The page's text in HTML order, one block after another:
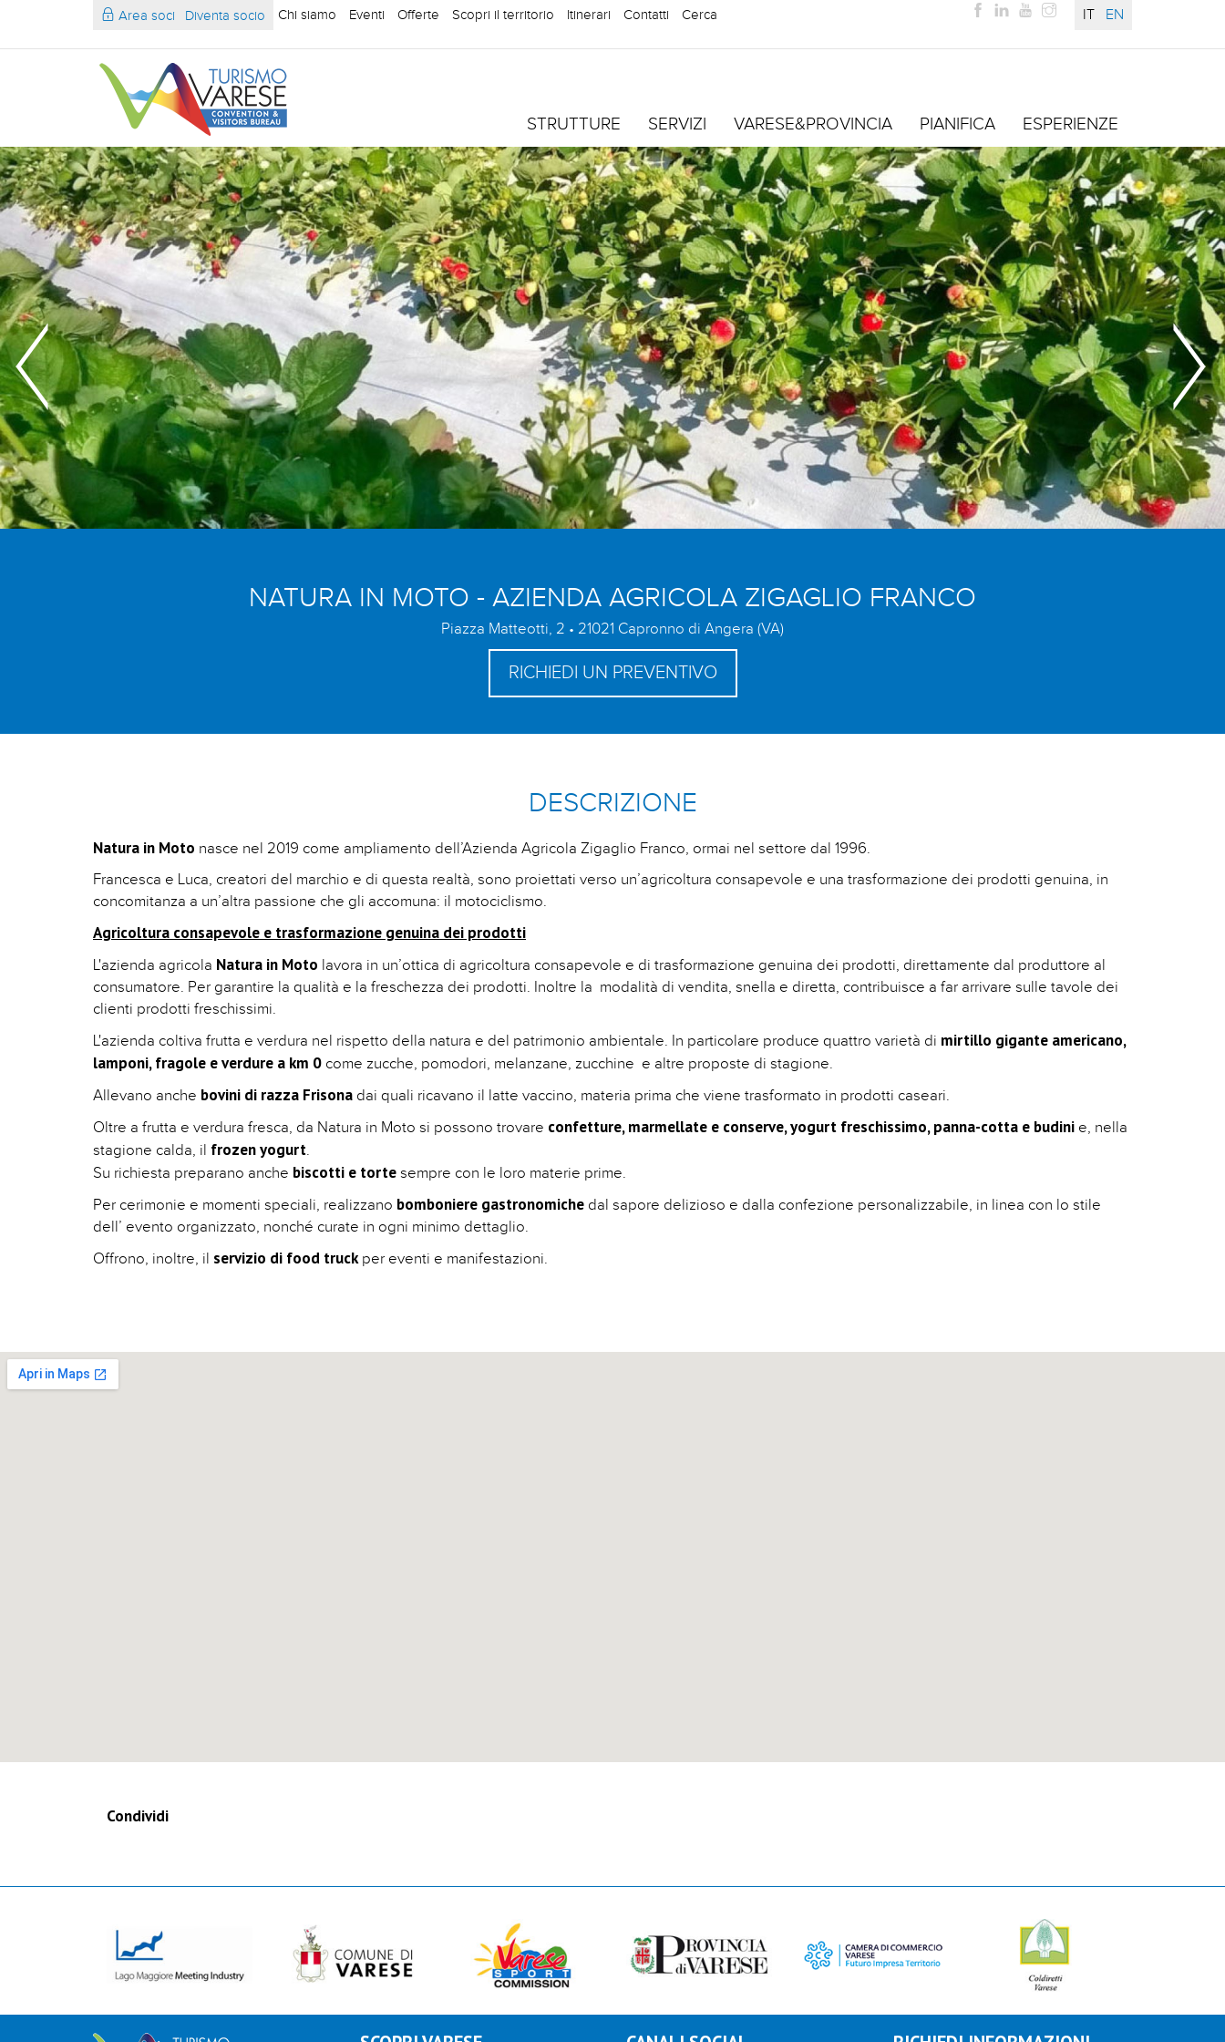
IT EN
Area soci Diventa socio Chi siamo Eventi Offerte Scopri il territorio Itinerari Contatti Cerca
STRUTTURE SERVIZI VARESE&PROVINCIA PIANIFICA ESPERIENZE
NATURA IN MOTO - AZIENDA AGRICOLA ZIGAGLIO FRANCO
Piazza Matteotti, 2 • 21021 Capronno di Angera (VA)
RICHIEDI UN PREVENTIVO
DESCRIZIONE
Natura in Moto nasce nel 2019 come ampliamento dell’Azienda Agricola Zigaglio Franco, ormai nel settore dal 1996.
Francesca e Luca, creatori del marchio e di questa realtà, sono proiettati verso un’agricoltura consapevole e una trasformazione dei prodotti genuina, in
concomitanza a un’altra passione che gli accomuna: il motociclismo.
Agricoltura consapevole e trasformazione genuina dei prodotti
L'azienda agricola Natura in Moto lavora in un’ottica di agricoltura consapevole e di trasformazione genuina dei prodotti, direttamente dal produttore al
consumatore. Per garantire la qualità e la freschezza dei prodotti. Inoltre la modalità di vendita, snella e diretta, contribuisce a far arrivare sulle tavole dei
clienti prodotti freschissimi.
L'azienda coltiva frutta e verdura nel rispetto della natura e del patrimonio ambientale. In particolare produce quattro varietà di mirtillo gigante americano,
lamponi, fragole e verdure a km 0 come zucche, pomodori, melanzane, zucchine e altre proposte di stagione.
Allevano anche bovini di razza Frisona dai quali ricavano il latte vaccino, materia prima che viene trasformato in prodotti caseari.
Oltre a frutta e verdura fresca, da Natura in Moto si possono trovare confetture, marmellate e conserve, yogurt freschissimo, panna-cotta e budini e, nella
stagione calda, il frozen yogurt.
Su richiesta preparano anche biscotti e torte sempre con le loro materie prime.
Per cerimonie e momenti speciali, realizzano bomboniere gastronomiche dal sapore delizioso e dalla confezione personalizzabile, in linea con lo stile
dell’ evento organizzato, nonché curate in ogni minimo dettaglio.
Offrono, inoltre, il servizio di food truckper eventi e manifestazioni.
Condividi